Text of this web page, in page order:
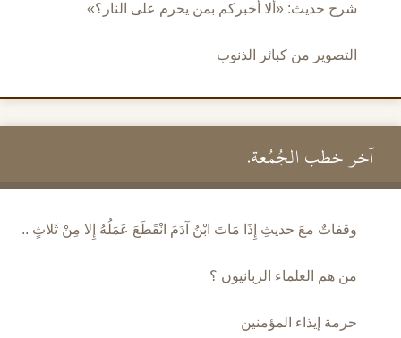
شرح حديث: «ألا أخبركم بمن يحرم على النار؟»
التصوير من كبائر الذنوب
آخر خطب الجُمُعة.
وقفاتٌ معَ حديثِ إِذَا مَاتَ ابْنُ آدَمَ انْقَطَعَ عَمَلُهُ إِلا مِنْ ثَلاثٍ ..
من هم العلماء الربانيون ؟
حرمة إيذاء المؤمنين